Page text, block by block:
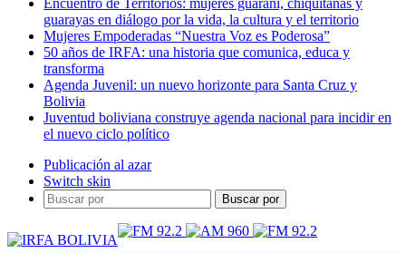
Encuentro de Territorios: mujeres guaraní, chiquitanas y
guarayas en diálogo por la vida, la cultura y el territorio
Mujeres Empoderadas “Nuestra Voz es Poderosa”
50 años de IRFA: una historia que comunica, educa y
transforma
Agenda Juvenil: un nuevo horizonte para Santa Cruz y
Bolivia
Juventud boliviana construye agenda nacional para incidir en
el nuevo ciclo político
Publicación al azar
Switch skin
Buscar por